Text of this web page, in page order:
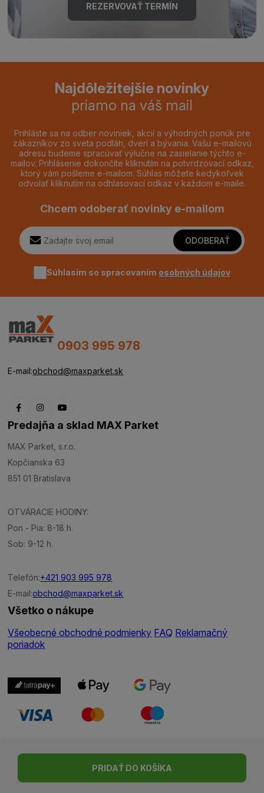
PRIDAŤ DO KOŠÍKA
REZERVOVAŤ TERMÍN
Najdôležitejšie novinky
priamo na váš mail
Prihláste sa na odber noviniek, akcií a výhodných ponúk pre
zákazníkov zo sveta podláh, dverí a bývania. Vašu e-mailovú
adresu budeme spracúvať výlučne na zasielanie týchto e-
mailov. Prihlásenie dokončíte kliknutím na potvrdzovací odkaz,
ktorý vám pošleme e-mailom. Súhlas môžete kedykoľvek
odvolať kliknutím na odhlasovací odkaz v každom e-maile.
Chcem odoberať novinky e-mailom
ODOBERAŤ
Súhlasím so spracovaním osobných údajov
0903 995 978
E-mail:obchod@maxparket.sk
Predajňa a sklad MAX Parket
MAX Parket, s.r.o.
Kopčianska 63
851 01 Bratislava
OTVÁRACIE HODINY:
Pon - Pia: 8-18 h.
Sob: 9-12 h.
Telefón:+421 903 995 978
E-mail:obchod@maxparket.sk
Všetko o nákupe
Všeobecné obchodné podmienky FAQ Reklamačný
poriadok
| © Všetky práva vyhradené | Made with ♥
byMadviso